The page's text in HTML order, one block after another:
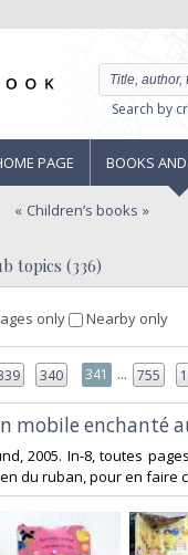
Search by
PAGE BOOKS
Children’s books
topics (336)
only Nearby only
340 341 ... 755
mobile enchanté
2005. In-8, toutes
du ruban, pour en faire